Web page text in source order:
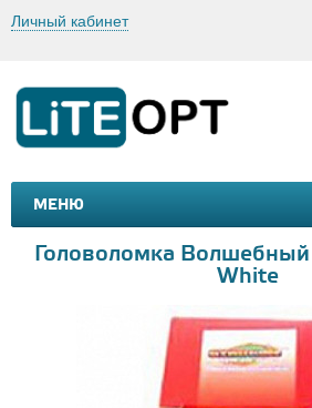
Личный кабинет
МЕНЮ
МАШИНКИ И МОТОЦИКЛЫ
Головоломка
White